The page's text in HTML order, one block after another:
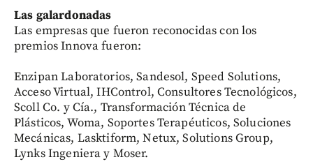
Las galardonadas
Las empresas que fueron reconocidas con los
premios Innova fueron:
Enzipan Laboratorios, Sandesol, Speed Solutions,
Acceso Virtual, IHControl, Consultores Tecnológicos,
Scoll Co. y Cía., Transformación Técnica de
Plásticos, Woma, Soportes Terapéuticos, Soluciones
Mecánicas, Lasktiform, Netux, Solutions Group,
Lynks Ingeniera y Moser.